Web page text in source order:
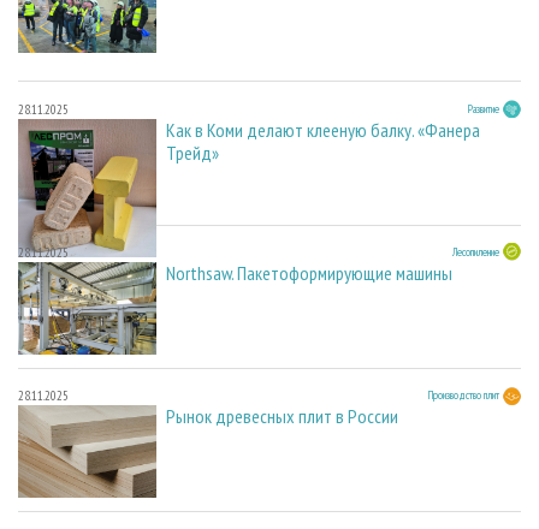
28.11.2025 Развитие
Как в Коми делают клееную балку. «Фанера
Трейд»
28.11.2025 Лесопиление
Northsaw. Пакетоформирующие машины
28.11.2025 Производство плит
Рынок древесных плит в России